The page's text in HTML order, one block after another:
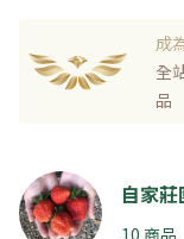
成
全
品
自家莊
10 商品